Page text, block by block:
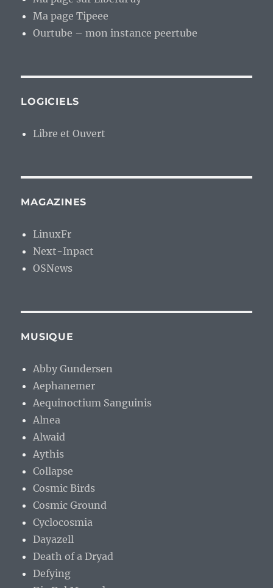
Ma page Tipeee
Ourtube – mon instance peertube
LOGICIELS
Libre et Ouvert
MAGAZINES
LinuxFr
Next-Inpact
OSNews
MUSIQUE
Abby Gundersen
Aephanemer
Aequinoctium Sanguinis
Alnea
Alwaid
Aythis
Collapse
Cosmic Birds
Cosmic Ground
Cyclocosmia
Dayazell
Death of a Dryad
Defying